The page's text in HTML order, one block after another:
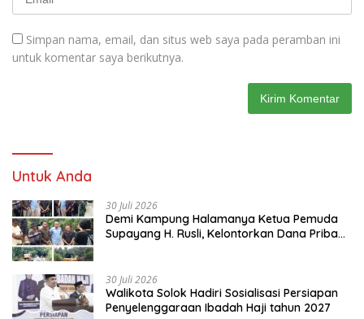
Simpan nama, email, dan situs web saya pada peramban ini
untuk komentar saya berikutnya.
Untuk Anda
30 Juli 2026
Demi Kampung Halamanya Ketua Pemuda
Supayang H. Rusli, Kelontorkan Dana Pribadi
30 Juli 2026
Walikota Solok Hadiri Sosialisasi Persiapan
Penyelenggaraan Ibadah Haji tahun 2027